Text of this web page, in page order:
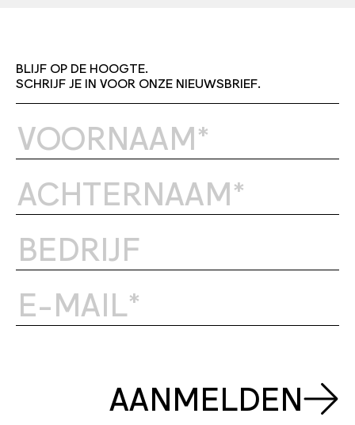
BLIJF OP DE HOOGTE.
SCHRIJF JE IN VOOR ONZE NIEUWSBRIEF.
AANMELDEN